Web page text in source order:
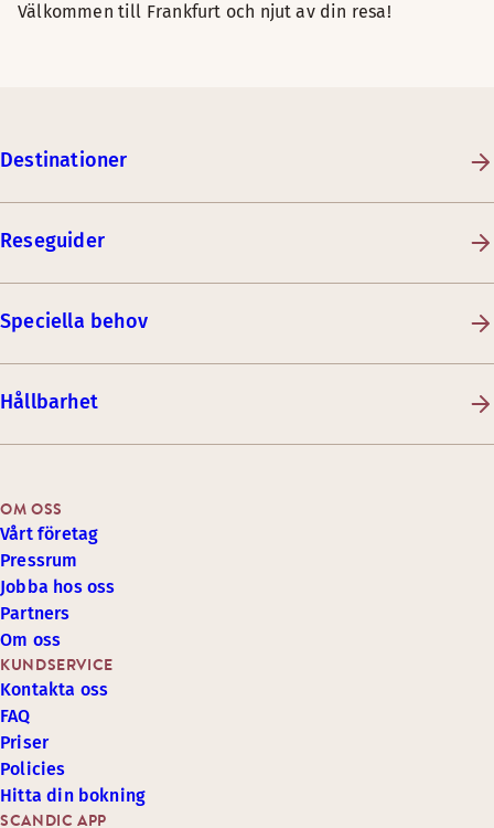
Välkommen till Frankfurt och njut av din resa!
Destinationer
Reseguider
Speciella behov
Hållbarhet
SCANDIC APP
KUNDSERVICE
Kontakta oss
FAQ
Priser
Policies
Hitta din bokning
OM OSS
Vårt företag
Pressrum
Jobba hos oss
Partners
Om oss